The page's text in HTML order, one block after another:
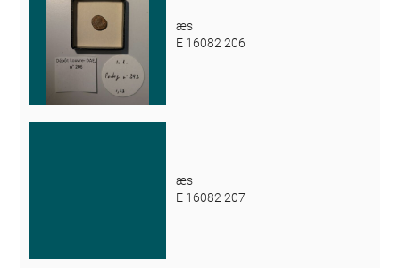
æs
E 16082 206
æs
E 16082 207